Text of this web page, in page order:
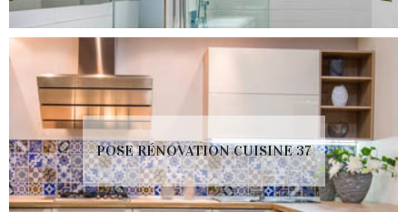
POSE RÉNOVATION CUISINE 37